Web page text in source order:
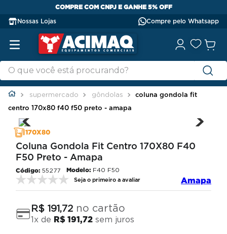
COMPRE COM CNPJ E GANHE 5% OFF
Nossas Lojas Compre pelo Whatsapp
supermercado gôndolas
coluna gondola fit
centro 170x80 f40 f50 preto - amapa
170X80
Coluna Gondola Fit Centro 170X80 F40
F50 Preto - Amapa
55277 Modelo: F40 F50
Seja o primeiro a avaliar Amapa
R$ 191 ,72 no cartão
1 x de R$ 191,72 sem juros